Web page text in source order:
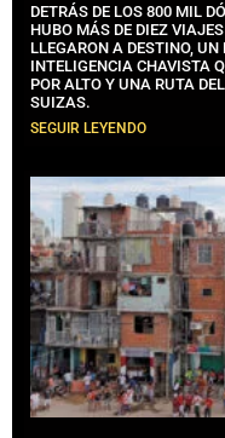
DETRÁS DE LOS 800 MIL
HUBO MÁS DE DIEZ
LLEGARON A DESTINO,
INTELIGENCIA CHAVISTA
POR ALTO Y UNA RUTA
SUIZAS.
SEGUIR LEYENDO